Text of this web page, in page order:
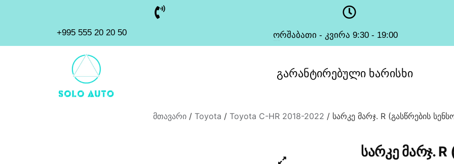
+995 555 20 20 50 ორშაბათი - კვირა 9:30 - 19:00
გარანტირებული ხარისხი
მთავარი / Toyota / Toyota C-HR 2018-2022 / სარკე მარჯ. R (გასწრების
ᲡᲐᲠᲙᲔ ᲛᲐᲠᲯ. R